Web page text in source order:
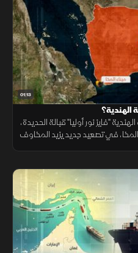
01:13
الهندية؟
"فايز نور أوليا" قبالة الحديدة،
في تصعيد جديد يزيد المخاوف